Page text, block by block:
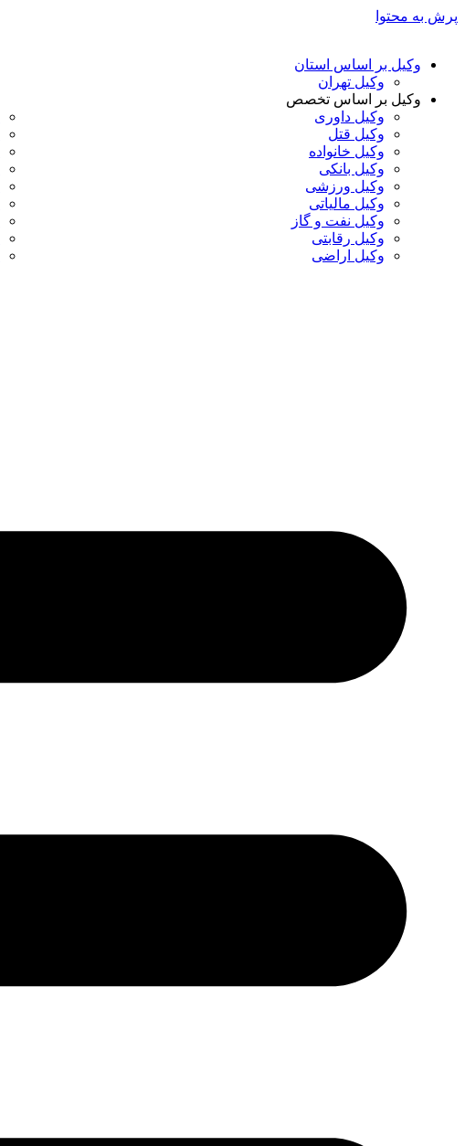
پرش به محتوا
وکیل بر اساس استان
وکیل تهران
وکیل بر اساس تخصص
وکیل داوری
وکیل قتل
وکیل خانواده
وکیل بانکی
وکیل ورزشی
وکیل مالیاتی
وکیل نفت و گاز
وکیل رقابتی
وکیل اراضی